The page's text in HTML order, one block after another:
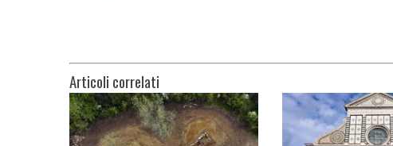
Articoli correlati